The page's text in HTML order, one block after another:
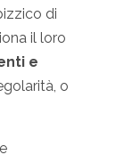
di
il loro
e
o